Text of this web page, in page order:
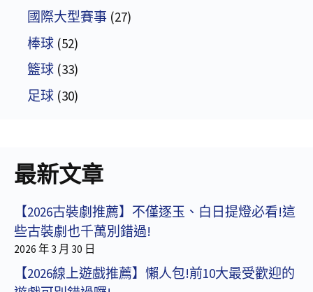
國際大型賽事 (27)
棒球 (52)
籃球 (33)
足球 (30)
最新文章
【2026古裝劇推薦】不僅逐玉、白日提燈必看!這
些古裝劇也千萬別錯過!
2026 年 3 月 30 日
【2026線上遊戲推薦】懶人包!前10大最受歡迎的